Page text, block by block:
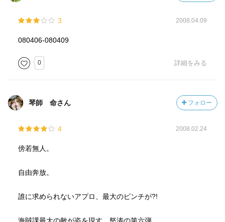
3 2008.04.09
080406-080409
0 詳細をみる
琴師 命さん フォロー
4 2008.02.24
傍若無人。
自由奔放。
誰に求められないアプロ、最大のピンチが?!